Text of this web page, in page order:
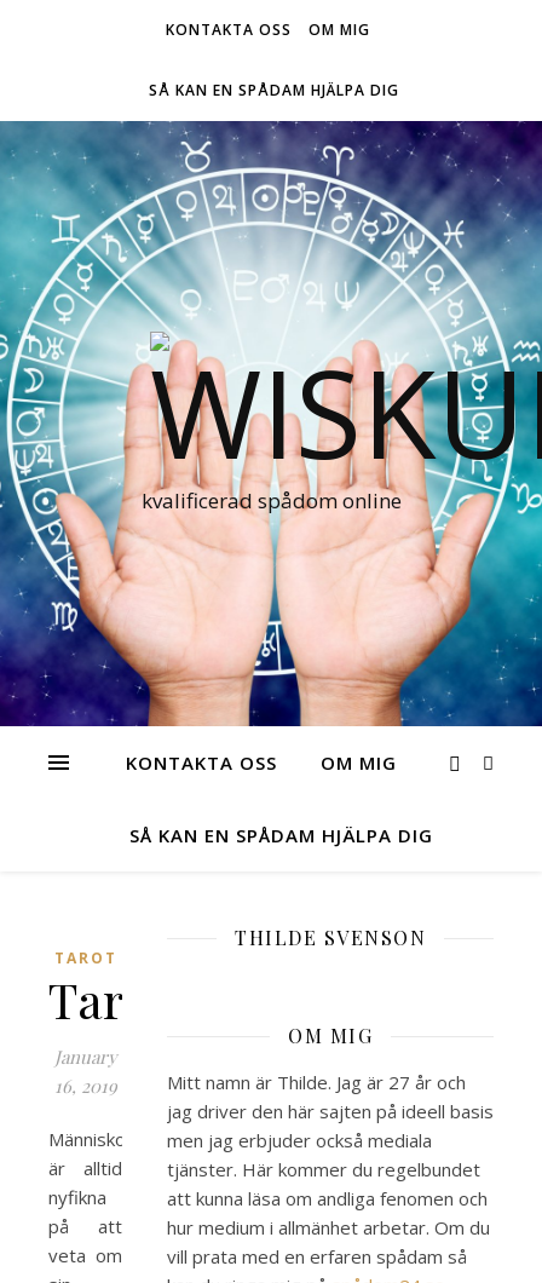
KONTAKTA OSS OM MIG
SÅ KAN EN SPÅDAM HJÄLPA DIG
kvalificerad spådom online
KONTAKTA OSS OM MIG
SÅ KAN EN SPÅDAM HJÄLPA DIG
TAROT
Tarotkort
January
16, 2019
Människor
är alltid
nyfikna
på att
veta om
THILDE SVENSON
OM MIG
Mitt namn är Thilde. Jag är 27 år och
jag driver den här sajten på ideell basis
men jag erbjuder också mediala
tjänster. Här kommer du regelbundet
att kunna läsa om andliga fenomen och
hur medium i allmänhet arbetar. Om du
vill prata med en erfaren spådam så